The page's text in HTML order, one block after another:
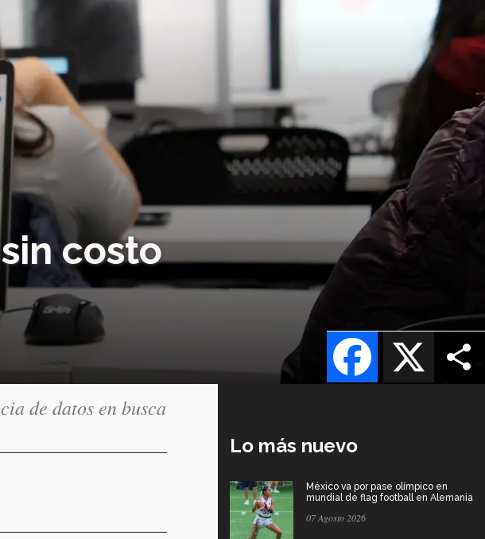
costo
X
Facebook
de datos en busca
Lo más nuevo
México va por pase olímpico en
mundial de flag football en Alemania
07 Agosto 2026